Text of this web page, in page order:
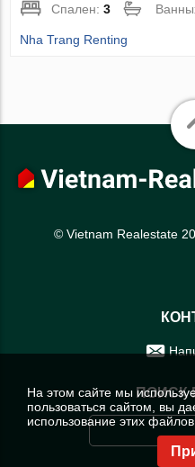
Спален:3
Nha Trang Renting
© Vietnam Realestate
ПОИСК
На этом сайте мы
пользоваться сайтом, вы
использование этих файлов.